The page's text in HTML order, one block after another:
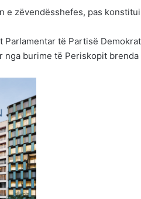
e zëvendësshefes, pas
të Partisë
nga burime të Periskopit